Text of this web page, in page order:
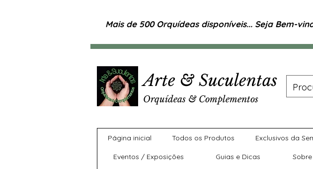
Mais de 500 Orquídeas disponíveis... Seja Bem-
Arte & Suculentas
Orquídeas & Complementos
Página inicial Todos os Produtos Exclusivos da
Eventos / Exposições Guias e Dicas